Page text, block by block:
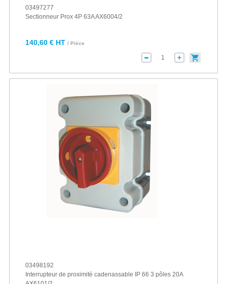
03497277
Sectionneur Prox 4P 63A AX6004/2
140,60 € HT / Pièce
03498192
Interrupteur de proximité cadenassable IP 66 3 pôles 20A